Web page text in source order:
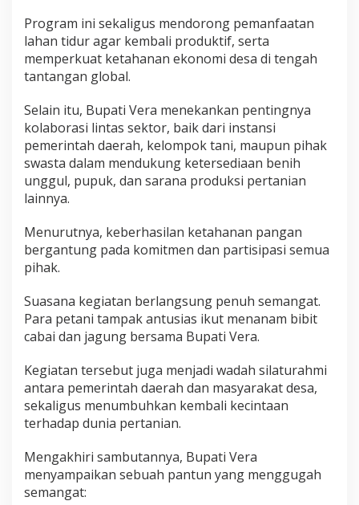
Program ini sekaligus mendorong pemanfaatan
lahan tidur agar kembali produktif, serta
memperkuat ketahanan ekonomi desa di tengah
tantangan global.
Selain itu, Bupati Vera menekankan pentingnya
kolaborasi lintas sektor, baik dari instansi
pemerintah daerah, kelompok tani, maupun pihak
swasta dalam mendukung ketersediaan benih
unggul, pupuk, dan sarana produksi pertanian
lainnya.
Menurutnya, keberhasilan ketahanan pangan
bergantung pada komitmen dan partisipasi semua
pihak.
Suasana kegiatan berlangsung penuh semangat.
Para petani tampak antusias ikut menanam bibit
cabai dan jagung bersama Bupati Vera.
Kegiatan tersebut juga menjadi wadah silaturahmi
antara pemerintah daerah dan masyarakat desa,
sekaligus menumbuhkan kembali kecintaan
terhadap dunia pertanian.
Mengakhiri sambutannya, Bupati Vera
menyampaikan sebuah pantun yang menggugah
semangat: